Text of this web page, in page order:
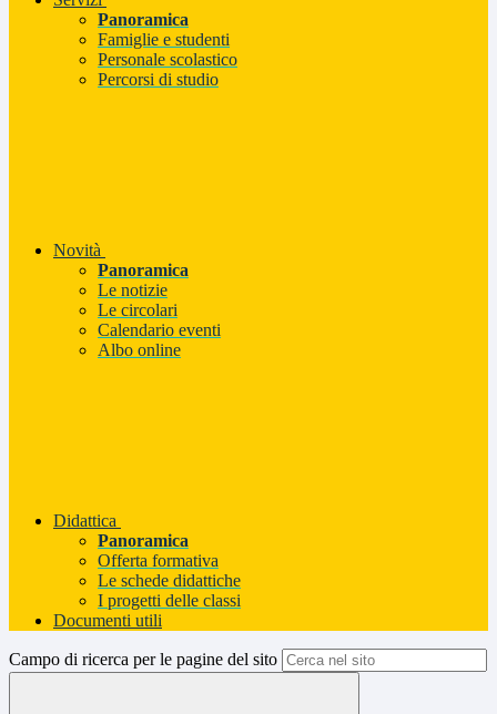
Panoramica
Famiglie e studenti
Personale scolastico
Percorsi di studio
Novità
Panoramica
Le notizie
Le circolari
Calendario eventi
Albo online
Didattica
Panoramica
Offerta formativa
Le schede didattiche
I progetti delle classi
Documenti utili
Campo di ricerca per le pagine del sito